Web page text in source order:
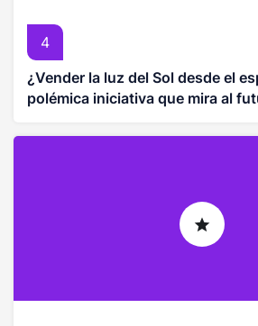
4
¿Vender la luz del Sol desde el
polémica iniciativa que mira al